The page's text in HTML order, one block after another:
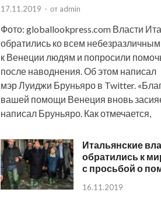
17.11.2019 - от admin
Фото: globallookpress.com Власти
обратились ко всем небезразличным
к Венеции людям и попросили
после наводнения. Об этом написал
мэр Луиджи Бруньяро в Twitter.
вашей помощи Венеция вновь
написал Бруньяро. Как отмечается,
Итальянские
обратились к
с просьбой о
16.11.2019